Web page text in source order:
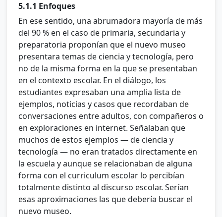
5.1.1 Enfoques
En ese sentido, una abrumadora mayoría de más
del 90% en el caso de primaria, secundaria y
preparatoria proponían que el nuevo museo
presentara temas de ciencia y tecnología, pero
no de la misma forma en la que se presentaban
en el contexto escolar. En el diálogo, los
estudiantes expresaban una amplia lista de
ejemplos, noticias y casos que recordaban de
conversaciones entre adultos, con compañeros o
en exploraciones en internet. Señalaban que
muchos de estos ejemplos — de ciencia y
tecnología — no eran tratados directamente en
la escuela y aunque se relacionaban de alguna
forma con el curriculum escolar lo percibían
totalmente distinto al discurso escolar. Serían
esas aproximaciones las que debería buscar el
nuevo museo.